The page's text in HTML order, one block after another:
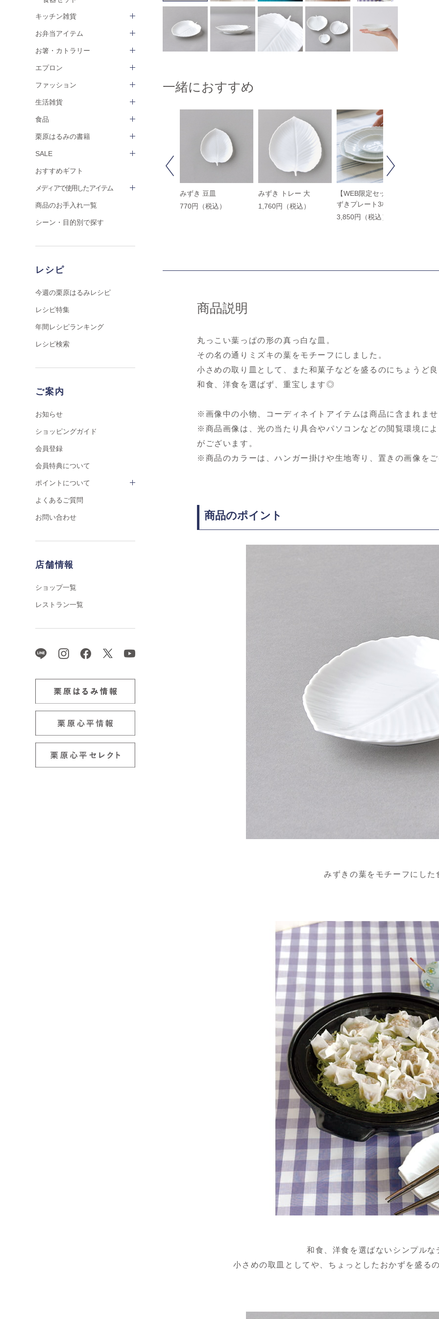
キッチン雑貨
お弁当アイテム
お箸・カトラリー
エプロン
ファッション
生活雑貨
食品
栗原はるみの書籍
SALE
おすすめギフト
メディアで使用したアイテム
商品のお手入れ一覧
シーン・目的別で探す
レシピ
今週の栗原はるみレシピ
レシピ特集
年間レシピランキング
レシピ検索
ご案内
お知らせ
ショッピングガイド
会員登録
会員特典について
ポイントについて
よくあるご質問
お問い合わせ
店舗情報
ショップ一覧
レストラン一覧
一緒におすすめ
Previous
【WEB限定セット】み
ずきプレート3枚セット
【WEB限定セット】み
みずき 豆皿
770円（税込）
みずき トレー 大
1,760円（税込）
【WEB限定セット】み
ずきプレート3枚セット
3,850円（税込）
Next
商品説明
丸っこい葉っぱの形の真っ白な皿。
その名の通りミズキの葉をモチーフにしました。
小さめの取り皿として、また和菓子などを盛るのにちょうど
和食、洋食を選ばず、重宝します◎
※画像中の小物、コーディネイトアイテムは商品に含まれま
※商品画像は、光の当たり具合やパソコンなどの閲覧環境に
がございます。
※商品のカラーは、ハンガー掛けや生地寄り、置きの画像を
商品のポイント
みずきの葉をモチーフにした
和食、洋食を選ばないシンプル
小さめの取皿としてや、ちょっとしたおかずを盛る